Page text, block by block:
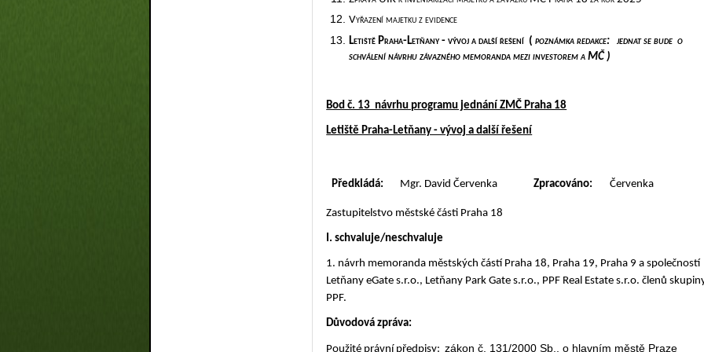
Vyřazení majetku z evidence
Letiště Praha-Letňany - vývoj a další řešení ( poznámka redakce: jednat se bude o
schválení návrhu závazného memoranda mezi investorem a MČ )
Bod č. 13 návrhu programu jednání ZMČ Praha 18
Letiště Praha-Letňany - vývoj a další řešení
Předkládá: Mgr. David Červenka Zpracováno: Červenka
Zastupitelstvo městské části Praha 18
I. schvaluje/neschvaluje
1. návrh memoranda městských částí Praha 18, Praha 19, Praha 9 a společností
Letňany eGate s.r.o., Letňany Park Gate s.r.o., PPF Real Estate s.r.o. členů
PPF.
Důvodová zpráva:
Použité právní předpisy:zákon č. 131/2000 Sb., o hlavním městě Praze